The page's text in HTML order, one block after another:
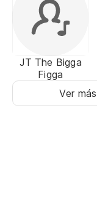
JT The Bigga
Figga
Ver